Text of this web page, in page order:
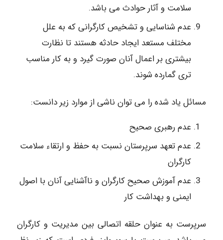
سلامت و آثار حوادث می باشد.
عدم شناسایی و تشخیص کارگرانی که به علل
مختلف مستعد ایجاد حادثه هستند تا نظارت
بیشتری بر اعمال آنان صورت گیرد و به کار مناسب
تری گمارده شوند.
مسائل یاد شده را می توان ناشی از موارد زیر دانست:
عدم رهبری صحیح
عدم تعهد سرپرستان نسبت به حفظ و ارتقاء سلامت
کارگران
عدم آموزش صحیح کارگران و ناآشنایی آنان با اصول
ایمنی و بهداشت کار
سرپرست به عنوان حلقه اتصالی بین مدیریت و کارگران